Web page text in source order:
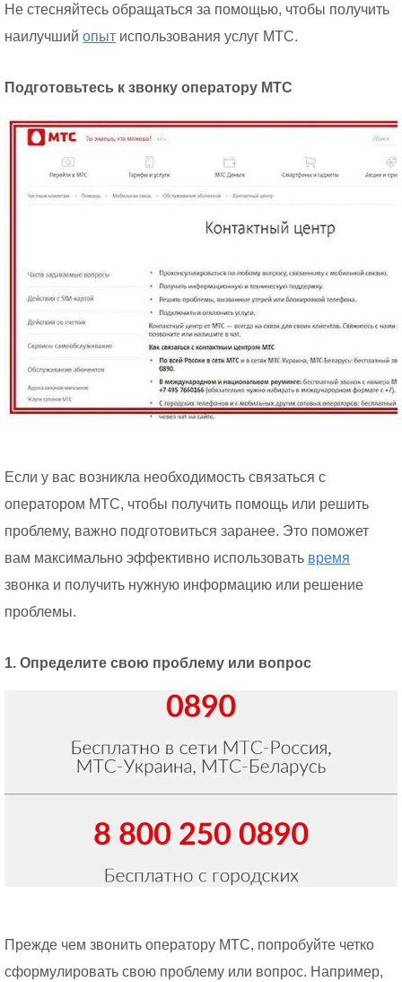
Не стесняйтесь обращаться за помощью, чтобы получить
наилучший опыт использования услуг МТС.
Подготовьтесь к звонку оператору МТС
Если у вас возникла необходимость связаться с
оператором МТС, чтобы получить помощь или решить
проблему, важно подготовиться заранее. Это поможет
вам максимально эффективно использовать время
звонка и получить нужную информацию или решение
проблемы.
1. Определите свою проблему или вопрос
Прежде чем звонить оператору МТС, попробуйте четко
сформулировать свою проблему или вопрос. Например,